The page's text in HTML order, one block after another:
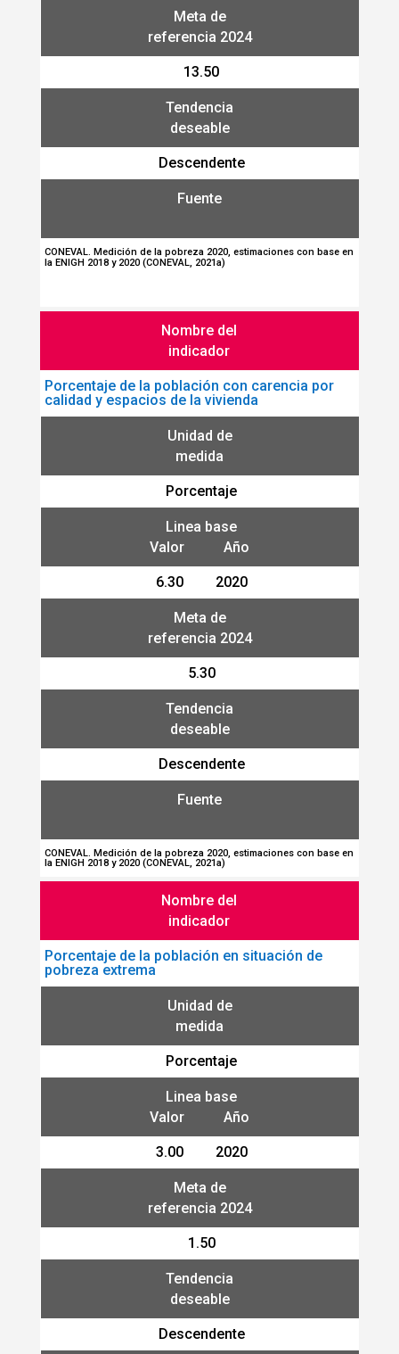
Meta de
referencia 2024
13.50
Tendencia
deseable
Descendente
Fuente
CONEVAL. Medición de la pobreza 2020, estimaciones con base en
la ENIGH 2018 y 2020 (CONEVAL, 2021a)
Nombre del
indicador
Porcentaje de la población con carencia por
calidad y espacios de la vivienda
Unidad de
medida
Porcentaje
Linea base
Valor Año
6.30 2020
Meta de
referencia 2024
5.30
Tendencia
deseable
Descendente
Fuente
CONEVAL. Medición de la pobreza 2020, estimaciones con base en
la ENIGH 2018 y 2020 (CONEVAL, 2021a)
Nombre del
indicador
Porcentaje de la población en situación de
pobreza extrema
Unidad de
medida
Porcentaje
Linea base
Valor Año
3.00 2020
Meta de
referencia 2024
1.50
Tendencia
deseable
Descendente